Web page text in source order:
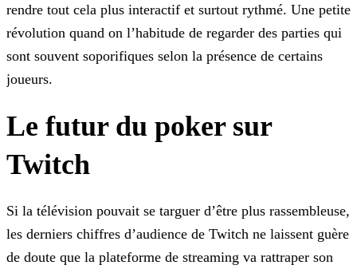
rendre tout cela plus interactif et surtout rythmé. Une petite
révolution quand on l’habitude de regarder des parties qui
sont souvent soporifiques selon la présence de certains
joueurs.
Le futur du poker sur
Twitch
Si la télévision pouvait se targuer d’être plus rassembleuse,
les derniers chiffres d’audience de Twitch ne laissent guère
de doute que la plateforme de streaming va rattraper son